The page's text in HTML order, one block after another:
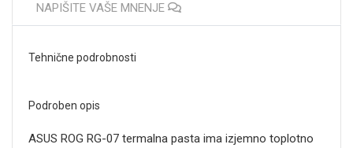
NAPIŠITE VAŠE MNENJE
Tehnične podrobnosti
Podroben opis
ASUS ROG RG-07 termalna pasta ima izjemno toplotno